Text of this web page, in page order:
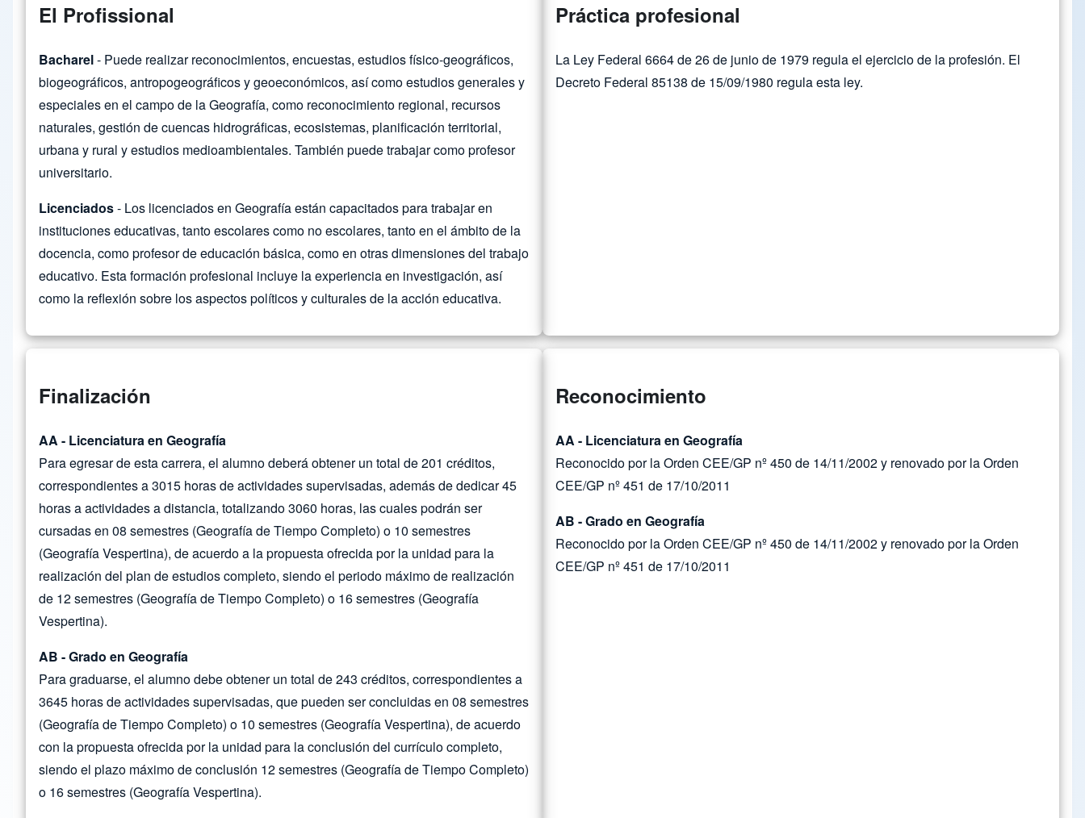
El Profissional
Bacharel- Puede realizar reconocimientos, encuestas, estudios físico-geográficos,
biogeográficos, antropogeográficos y geoeconómicos, así como estudios generales y
especiales en el campo de la Geografía, como reconocimiento regional, recursos
naturales, gestión de cuencas hidrográficas, ecosistemas, planificación territorial,
urbana y rural y estudios medioambientales. También puede trabajar como profesor
universitario.
Licenciados- Los licenciados en Geografía están capacitados para trabajar en
instituciones educativas, tanto escolares como no escolares, tanto en el ámbito de la
docencia, como profesor de educación básica, como en otras dimensiones del trabajo
educativo. Esta formación profesional incluye la experiencia en investigación, así
como la reflexión sobre los aspectos políticos y culturales de la acción educativa.
Práctica profesional
La Ley Federal 6664 de 26 de junio de 1979 regula el ejercicio de la profesión. El
Decreto Federal 85138 de 15/09/1980 regula esta ley.
Finalización
AA - Licenciatura en Geografía
Para egresar de esta carrera, el alumno deberá obtener un total de 201 créditos,
correspondientes a 3015 horas de actividades supervisadas, además de dedicar 45
horas a actividades a distancia, totalizando 3060 horas, las cuales podrán ser
cursadas en 08 semestres (Geografía de Tiempo Completo) o 10 semestres
(Geografía Vespertina), de acuerdo a la propuesta ofrecida por la unidad para la
realización del plan de estudios completo, siendo el periodo máximo de realización
de 12 semestres (Geografía de Tiempo Completo) o 16 semestres (Geografía
Vespertina).
AB - Grado en Geografía
Para graduarse, el alumno debe obtener un total de 243 créditos, correspondientes a
3645 horas de actividades supervisadas, que pueden ser concluidas en 08 semestres
(Geografía de Tiempo Completo) o 10 semestres (Geografía Vespertina), de acuerdo
con la propuesta ofrecida por la unidad para la conclusión del currículo completo,
siendo el plazo máximo de conclusión 12 semestres (Geografía de Tiempo Completo)
o 16 semestres (Geografía Vespertina).
Reconocimiento
AA - Licenciatura en Geografía
Reconocido por la Orden CEE/GP nº 450 de 14/11/2002 y renovado por la Orden
CEE/GP nº 451 de 17/10/2011
AB - Grado en Geografía
Reconocido por la Orden CEE/GP nº 450 de 14/11/2002 y renovado por la Orden
CEE/GP nº 451 de 17/10/2011